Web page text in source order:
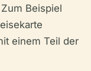
Beispiel
einem Teil der